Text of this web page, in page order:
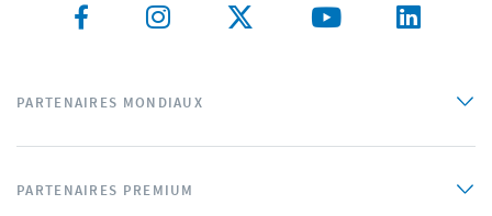
PARTENAIRES MONDIAUX
PARTENAIRES PREMIUM